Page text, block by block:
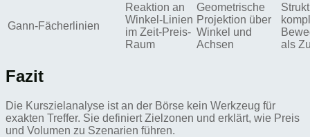
Gann-Fächerlinien
Reaktion an
Winkel-Linien
im Zeit-Preis-
Raum
Geometrische
Projektion über
Winkel und
Achsen
als
Fazit
Die Kurszielanalyse ist an der Börse kein Werkzeug für
exakten Treffer. Sie definiert Zielzonen und erklärt, wie Preis
und Volumen zu Szenarien führen.